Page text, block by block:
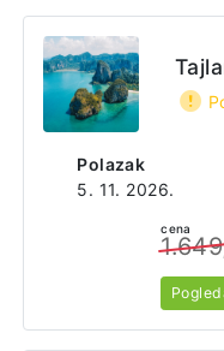
Polazak
5. 11. 2026.
cena
1.649